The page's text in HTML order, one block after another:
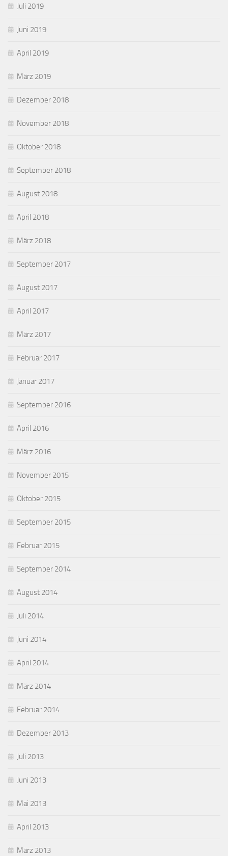
Juli 2019
Juni 2019
April 2019
März 2019
Dezember 2018
November 2018
Oktober 2018
September 2018
August 2018
April 2018
März 2018
September 2017
August 2017
April 2017
März 2017
Februar 2017
Januar 2017
September 2016
April 2016
März 2016
November 2015
Oktober 2015
September 2015
Februar 2015
September 2014
August 2014
Juli 2014
Juni 2014
April 2014
März 2014
Februar 2014
Dezember 2013
Juli 2013
Juni 2013
Mai 2013
April 2013
März 2013